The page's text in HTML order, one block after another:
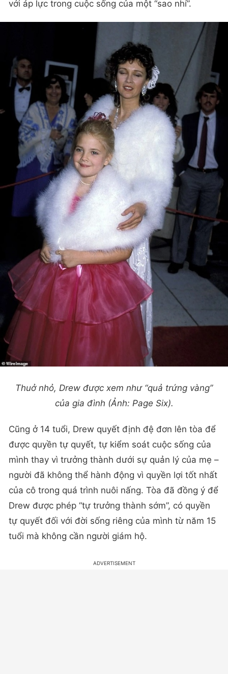
của gia đình (Ảnh: Page Six).
được quyền tự quyết, tự kiểm soát cuộc sống của
mình thay vì trưởng thành dưới sự quản lý của mẹ –
người đã không thể hành động vì quyền lợi tốt nhất
của cô trong quá trình nuôi nấng. Tòa đã đồng ý để
Drew được phép “tự trưởng thành sớm”, có quyền
tự quyết đối với đời sống riêng của mình từ năm 15
tuổi mà không cần người giám hộ.